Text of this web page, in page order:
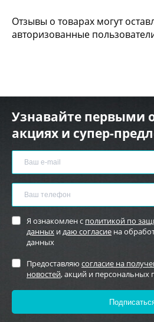
Отзывы о товарах могут
авторизованные
Узнавайте первыми
акциях и супер-
Я ознакомлен с политикой по
данных и даю согласие на
данных
Предоставляю согласие на
новостей, акций и персональных